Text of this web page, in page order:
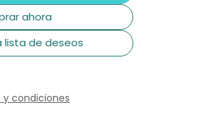
ahora
lista de deseos
condiciones